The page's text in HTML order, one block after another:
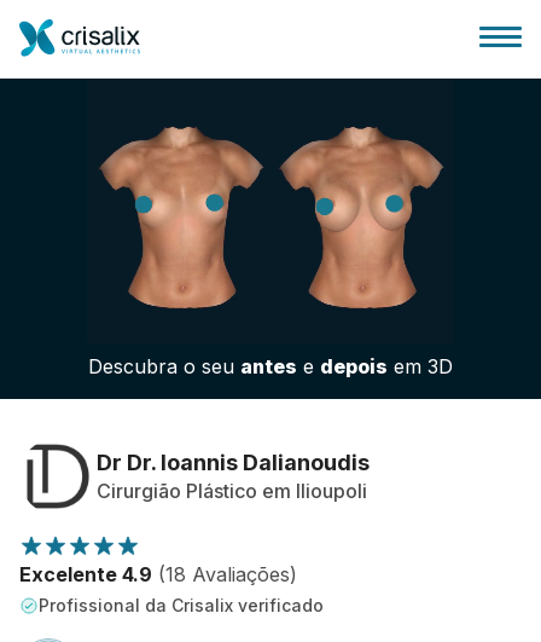
Página inicial para cirurgiões
Plataforma 3D de business
Planos
Avaliações dos pacientes
Descubra o seu antes e depois em 3D
Dr Dr. Ioannis Dalianoudis
Cirurgião Plástico em Ilioupoli
Excelente 4.9 (18 Avaliações)
Profissional da Crisalix verificado